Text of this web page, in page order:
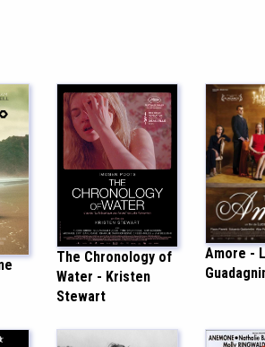
The Chronology of
Water - Kristen
Stewart
Amore -